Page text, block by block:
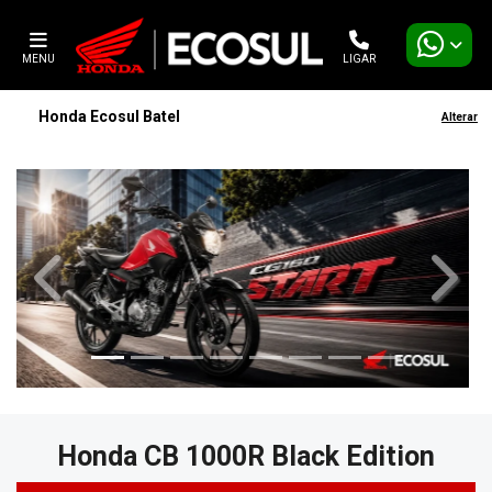
MENU LIGAR
Honda Ecosul Batel Alterar
templates.template-
Honda CB 1000R Black Edition